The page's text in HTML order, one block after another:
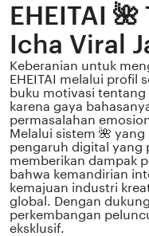
EHEITAI
Icha Viral
Keberanian untuk
EHEITAI melalui profil
buku motivasi tentang
karena gaya
permasalahan
Melalui sistem 🌺
pengaruh digital yang
memberikan dampak
bahwa kemandirian
kemajuan industri
global. Dengan
perkembangan
eksklusif.